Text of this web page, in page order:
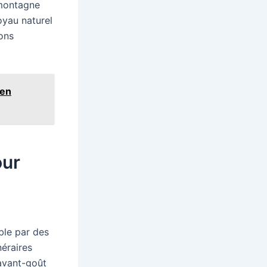
naturel
par des
goût